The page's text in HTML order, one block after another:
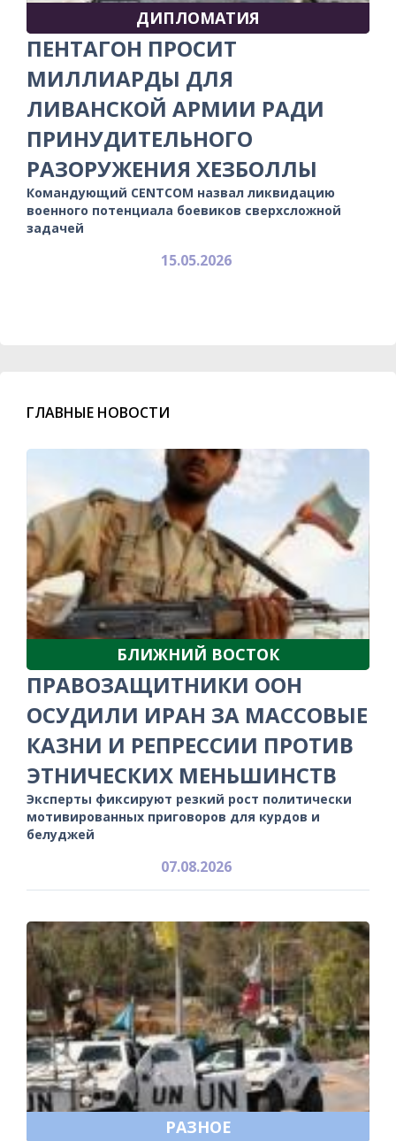
ДИПЛОМАТИЯ
ПЕНТАГОН ПРОСИТ
МИЛЛИАРДЫ ДЛЯ
ЛИВАНСКОЙ АРМИИ РАДИ
ПРИНУДИТЕЛЬНОГО
РАЗОРУЖЕНИЯ ХЕЗБОЛЛЫ
Командующий CENTCOM назвал ликвидацию
военного потенциала боевиков сверхсложной
задачей
15.05.2026
ГЛАВНЫЕ НОВОСТИ
БЛИЖНИЙ ВОСТОК
ПРАВОЗАЩИТНИКИ ООН
ОСУДИЛИ ИРАН ЗА МАССОВЫЕ
КАЗНИ И РЕПРЕССИИ ПРОТИВ
ЭТНИЧЕСКИХ МЕНЬШИНСТВ
Эксперты фиксируют резкий рост политически
мотивированных приговоров для курдов и
белуджей
07.08.2026
РАЗНОЕ